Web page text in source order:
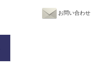
お問い合わせ